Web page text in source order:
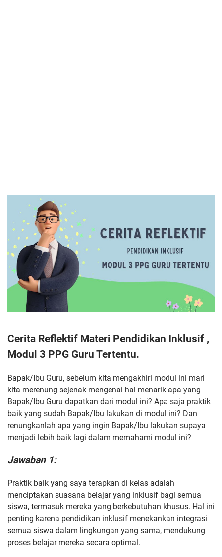
Cerita Reflektif Materi Pendidikan Inklusif ,
Modul 3 PPG Guru Tertentu.
Bapak/Ibu Guru, sebelum kita mengakhiri modul ini mari
kita merenung sejenak mengenai hal menarik apa yang
Bapak/Ibu Guru dapatkan dari modul ini? Apa saja praktik
baik yang sudah Bapak/Ibu lakukan di modul ini? Dan
renungkanlah apa yang ingin Bapak/Ibu lakukan supaya
menjadi lebih baik lagi dalam memahami modul ini?
Jawaban 1:
Praktik baik yang saya terapkan di kelas adalah
menciptakan suasana belajar yang inklusif bagi semua
siswa, termasuk mereka yang berkebutuhan khusus. Hal ini
penting karena pendidikan inklusif menekankan integrasi
semua siswa dalam lingkungan yang sama, mendukung
proses belajar mereka secara optimal.